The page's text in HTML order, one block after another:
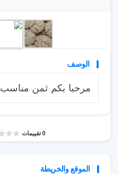
الوصف
مرحبا بكم ثمن مناسب
0 تقييمات
الموقع والخريطة